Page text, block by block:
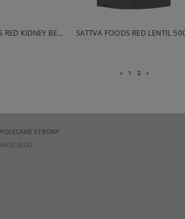
SATTVA FOODS RED KIDNEY BEANS 500G SATTVA FOODS RED LENTIL
« 1 2 »
POLECANE STRONY
NASZ BLOG